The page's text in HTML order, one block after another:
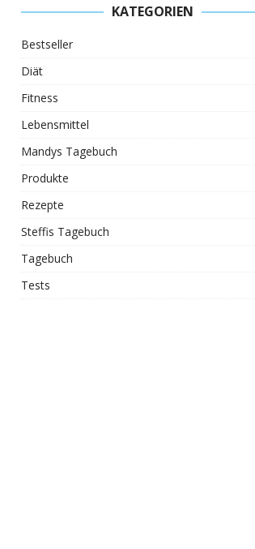
KATEGORIEN
Bestseller
Diät
Fitness
Lebensmittel
Mandys Tagebuch
Produkte
Rezepte
Steffis Tagebuch
Tagebuch
Tests